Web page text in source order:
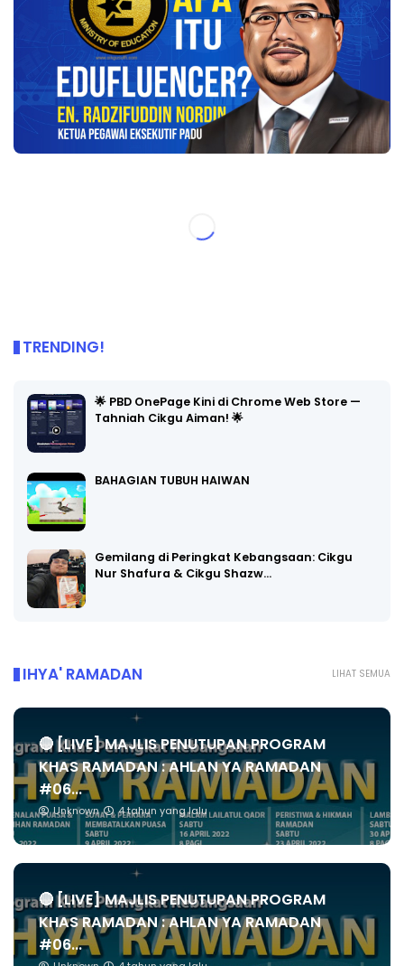
TRENDING!
🌟 PBD OnePage Kini di Chrome Web Store —
Tahniah Cikgu Aiman! 🌟
BAHAGIAN TUBUH HAIWAN
Gemilang di Peringkat Kebangsaan: Cikgu
Nur Shafura & Cikgu Shazw…
LIHAT SEMUA
IHYA' RAMADAN
🔴 [LIVE] MAJLIS PENUTUPAN PROGRAM
KHAS RAMADAN : AHLAN YA RAMADAN
#06...
Unknown 4 tahun yang lalu
🔴 [LIVE] MAJLIS PENUTUPAN PROGRAM
KHAS RAMADAN : AHLAN YA RAMADAN
#06...